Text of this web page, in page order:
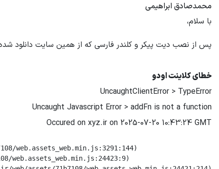
محمدصادق ابراهیمی
با سلام،
پس از نصب دیت پیکر و کلندر فارسی که از همین سایت دانلود شده است، بر روی اودو 18،
خطای کلاینت اودو
UncaughtClientError > TypeError
Uncaught Javascript Error > addFn is not a function
Occured on xyz.ir on 2025-07-20 10:43:24 GMT
web.assets_web.min.js:3291:144)
web.assets_web.min.js:24423:9)